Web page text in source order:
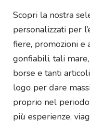
Scopri la nostra
personalizzati per
fiere, promozioni e
gonfiabili, tali
borse e tanti
logo per dare
proprio nel
più esperienze,